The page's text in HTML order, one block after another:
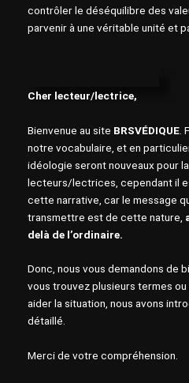
contrôler le déséquilibre des
parvenir à une véritable unité et
Cher lecteur/lectrice,
Bienvenue au site BRSVÉDIQUE .
notre vocabulaire, et en
idéologie seront nouveaux pour
lecteurs/lectrices, cependant il
cette narrative, car le message
transmettre est de cette nature,
delà de l’ordinaire.
Donc, nous vous demandons de
vous trouvez plusieurs termes
aider la situation, nous avons
détaillé.
Merci de votre compréhension.